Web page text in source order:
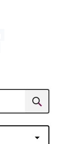
Suchen